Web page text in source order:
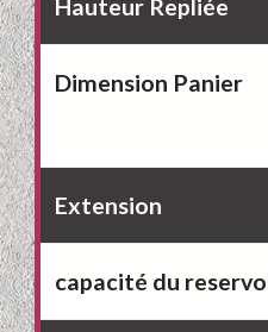
Hauteur Repliée
Dimension Panier
Extension
capacité du